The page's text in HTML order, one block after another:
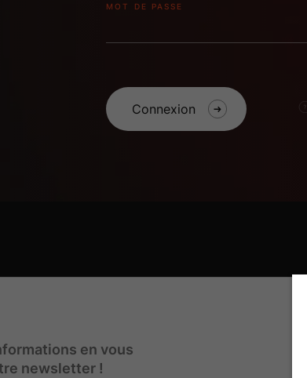
MOT DE PASSE
en vous
newsletter !